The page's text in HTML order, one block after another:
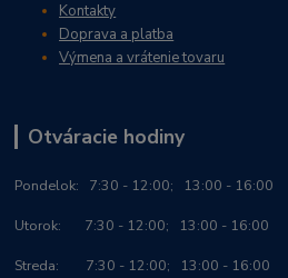
Kontakty
Doprava a platba
Výmena a vrátenie tovaru
Otváracie hodiny
Pondelok: 7:30 - 12:00; 13:00 - 16:00
Utorok: 7:30 - 12:00; 13:00 - 16:00
Streda: 7:30 - 12:00; 13:00 - 16:00